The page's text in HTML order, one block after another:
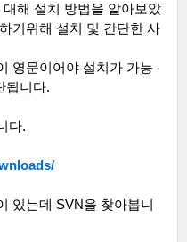
대해 설치 방법을 알아보았
기위해 설치 및 간단한 사
영문이어야 설치가 가능
됩니다.
다.
있는데 SVN을 찾아봅니